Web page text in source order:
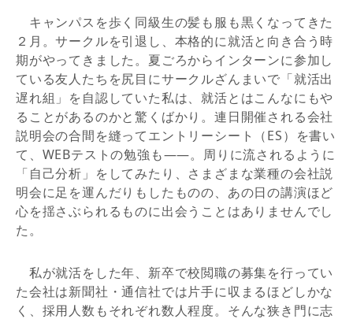
キャンパスを歩く同級生の髪も服も黒くなってきた
２月。サークルを引退し、本格的に就活と向き合う時
期がやってきました。夏ごろからインターンに参加し
ている友人たちを尻目にサークルざんまいで「就活出
遅れ組」を自認していた私は、就活とはこんなにもや
ることがあるのかと驚くばかり。連日開催される会社
説明会の合間を縫ってエントリーシート（ES）を書い
て、WEBテストの勉強も――。周りに流されるように
「自己分析」をしてみたり、さまざまな業種の会社説
明会に足を運んだりもしたものの、あの日の講演ほど
心を揺さぶられるものに出会うことはありませんでし
た。
私が就活をした年、新卒で校閲職の募集を行ってい
た会社は新聞社・通信社では片手に収まるほどしかな
く、採用人数もそれぞれ数人程度。そんな狭き門に志